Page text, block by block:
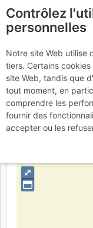
Ventre à
⤢
Contrôlez
personnelles
Notre site Web utilise
tiers. Certains
site Web, tandis que
tout moment, en
comprendre les
fournir des
accepter ou les